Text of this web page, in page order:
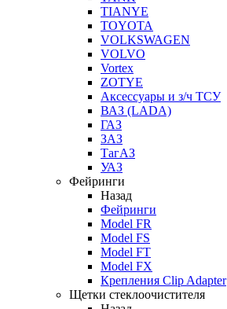
TIANYE
TOYOTA
VOLKSWAGEN
VOLVO
Vortex
ZOTYE
Аксессуары и з/ч ТСУ
ВАЗ (LADA)
ГАЗ
ЗАЗ
ТагАЗ
УАЗ
Фейринги
Назад
Фейринги
Model FR
Model FS
Model FT
Model FX
Крепления Clip Adapter
Щетки стеклоочистителя